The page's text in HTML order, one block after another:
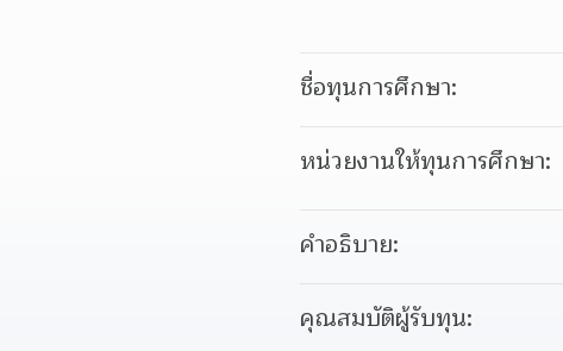
ชื่อทุนการศึกษา:
หน่วยงานให้ทุนการศึกษา:
คำอธิบาย:
คุณสมบัติผู้รับทุน: